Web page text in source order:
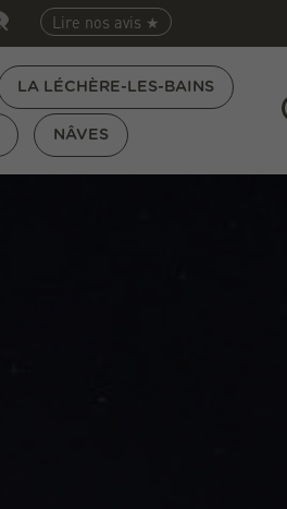
Lire nos avis ★
LA LÉCHÈRE-LES-BAINS
NÂVES